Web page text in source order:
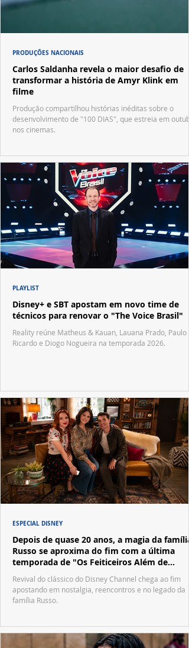
Carlos Saldanha revela o maior desafio de
transformar a história de Amyr Klink em
filme
Produção compartilhou histórias inéditas sobre o
desenvolvimento de "100 DIAS", que estreia em
nos cinemas.
PRODUÇÕES NACIONAIS
Disney+ e SBT apostam em novo time de
técnicos para renovar o "The Voice Brasil"
Reality reúne Matheus & Kauan, Lauana Prado, Paulo
Ricardo e Diogo Nogueira na temporada 2026.
PLAYLIST
Depois de quase 20 anos, a magia da família
Russo se aproxima do fim com a última
temporada de "Os Feiticeiros Além de
Waverly Place"
Revival do clássico do Disney Channel chega ao fim
apostando em nostalgia, reencontros e no legado da
família Russo.
ESPECIAL DISNEY